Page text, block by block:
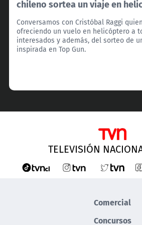
chileno sortea un viaje en
Conversamos con Cristóbal Raggi
ofreciendo un vuelo en helicóptero a
interesados y además, del sorteo de
inspirada en Top Gun.
TELEVISIÓN
Comercial
Concursos